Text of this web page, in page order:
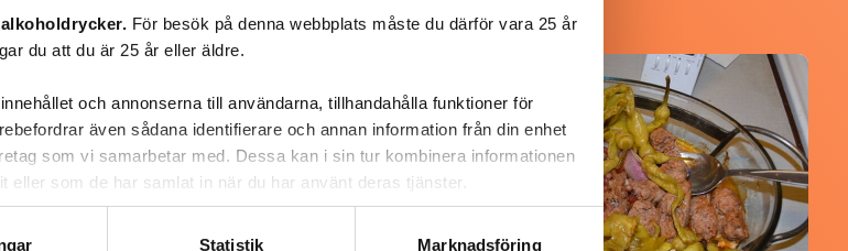
För besök på denna webbplats måste du därför vara 25 år
du att du är 25 år eller äldre.
och annonserna till användarna, tillhandahålla funktioner för
även sådana identifierare och annan information från din enhet
som vi samarbetar med. Dessa kan i sin tur kombinera informationen
eller som de har samlat in när du har använt deras tjänster.
Statistik Marknadsföring